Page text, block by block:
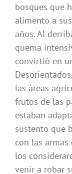
bosques que
alimento a
años. Al
quema
convirtió en
las áreas
frutos de las
estaban
sustento que
con las
los
venir a robar